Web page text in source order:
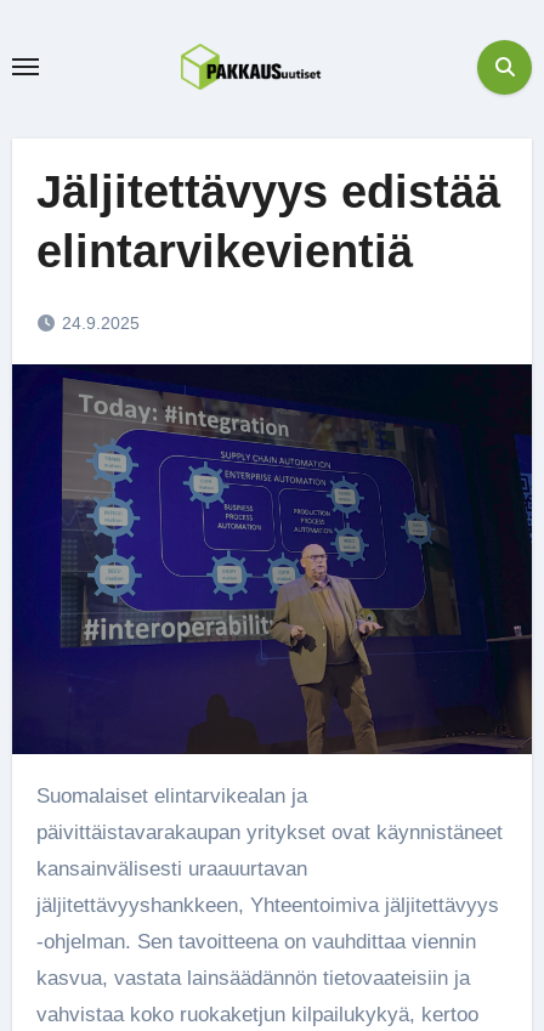
Jäljitettävyys edistää
elintarvikevientiä
24.9.2025
Suomalaiset elintarvikealan ja
päivittäistavarakaupan yritykset ovat käynnistäneet
kansainvälisesti uraauurtavan
jäljitettävyyshankkeen, Yhteentoimiva jäljitettävyys
-ohjelman. Sen tavoitteena on vauhdittaa viennin
kasvua, vastata lainsäädännön tietovaateisiin ja
vahvistaa koko ruokaketjun kilpailukykyä, kertoo